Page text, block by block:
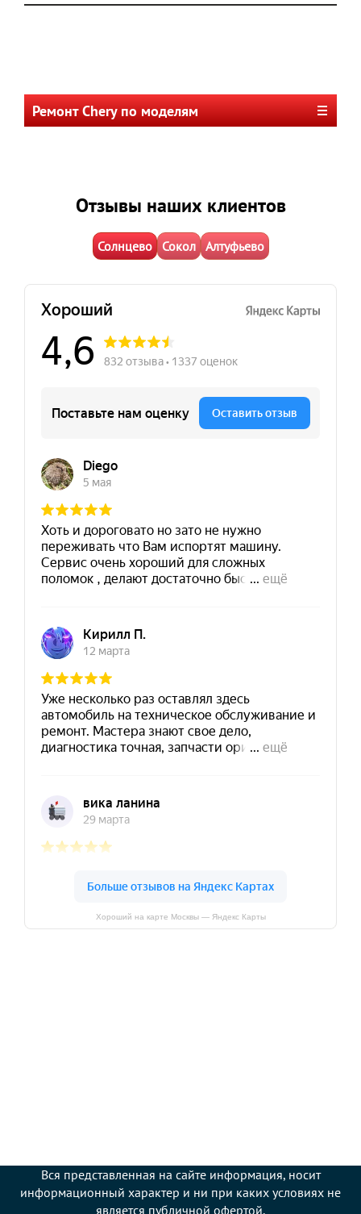
Ремонт Chery по моделям
Отзывы наших клиентов
Солнцево Сокол Алтуфьево
Хороший на карте Москвы — Яндекс Карты
Вся представленная на сайте информация, носит
информационный характер и ни при каких условиях не
является публичной офертой.